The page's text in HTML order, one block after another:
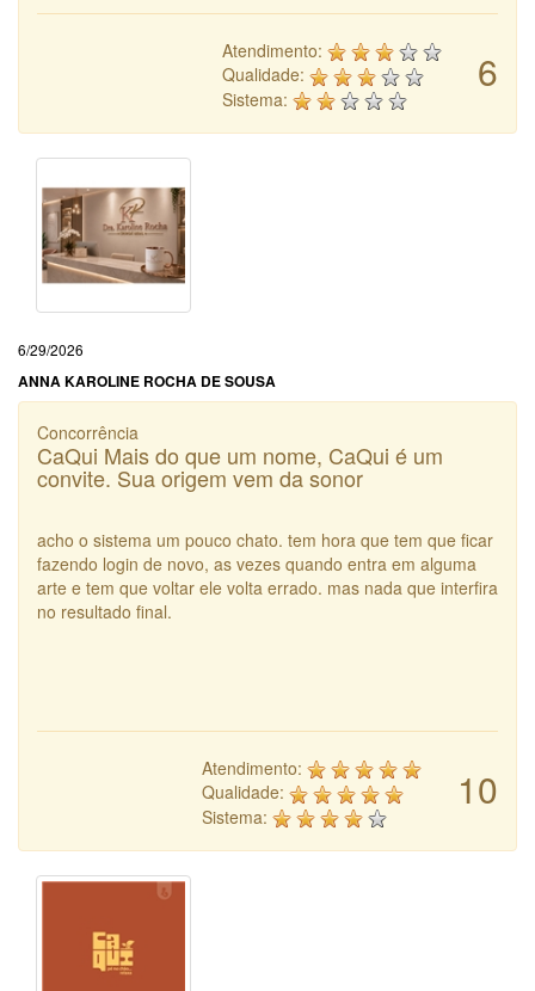
6
Atendimento:
Qualidade:
Sistema:
6/29/2026
ANNA KAROLINE ROCHA DE SOUSA
Concorrência
CaQui Mais do que um nome, CaQui é um
convite. Sua origem vem da sonor
acho o sistema um pouco chato. tem hora que tem que ficar
fazendo login de novo, as vezes quando entra em alguma
arte e tem que voltar ele volta errado. mas nada que interfira
no resultado final.
10
Atendimento:
Qualidade:
Sistema: